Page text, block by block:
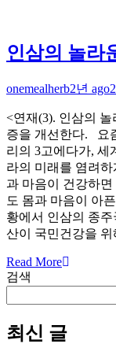
인삼의 놀라
onemealherb2년 ago
<연재(3). 인삼의
증을 개선한다. 요
리의 3고에다가, 세
라의 미래를 염려
과 마음이 건강하면
도 몸과 마음이 아
황에서 인삼의 종
산이 국민건강을
Read More
검색
최신 글